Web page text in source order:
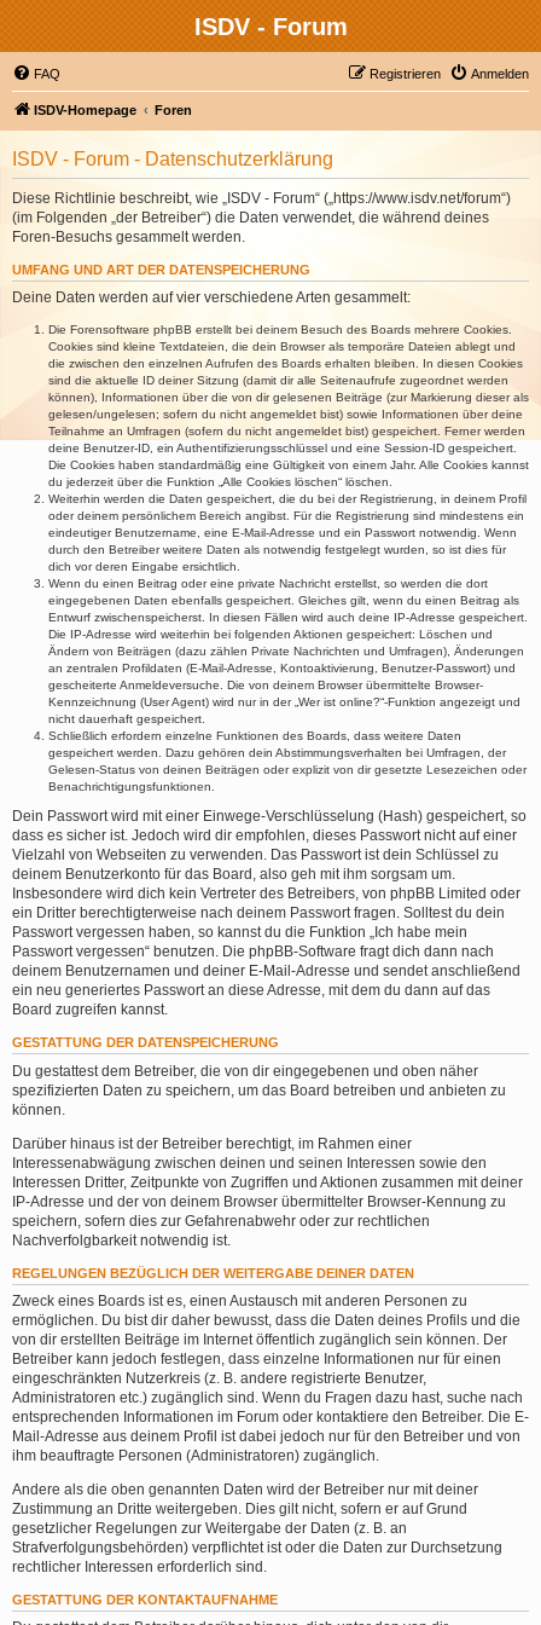
ISDV - Forum
FAQ Anmelden
Registrieren
ISDV-Homepage Foren
ISDV - Forum - Datenschutzerklärung
Diese Richtlinie beschreibt, wie „ISDV - Forum“ („https://www.isdv.net/forum“)
(im Folgenden „der Betreiber“) die Daten verwendet, die während deines
Foren-Besuchs gesammelt werden.
UMFANG UND ART DER DATENSPEICHERUNG
Deine Daten werden auf vier verschiedene Arten gesammelt:
Die Forensoftware phpBB erstellt bei deinem Besuch des Boards mehrere Cookies.
Cookies sind kleine Textdateien, die dein Browser als temporäre Dateien ablegt und
die zwischen den einzelnen Aufrufen des Boards erhalten bleiben. In diesen Cookies
sind die aktuelle ID deiner Sitzung (damit dir alle Seitenaufrufe zugeordnet werden
können), Informationen über die von dir gelesenen Beiträge (zur Markierung dieser als
gelesen/ungelesen; sofern du nicht angemeldet bist) sowie Informationen über deine
Teilnahme an Umfragen (sofern du nicht angemeldet bist) gespeichert. Ferner werden
deine Benutzer-ID, ein Authentifizierungsschlüssel und eine Session-ID gespeichert.
Die Cookies haben standardmäßig eine Gültigkeit von einem Jahr. Alle Cookies kannst
du jederzeit über die Funktion „Alle Cookies löschen“ löschen.
Weiterhin werden die Daten gespeichert, die du bei der Registrierung, in deinem Profil
oder deinem persönlichem Bereich angibst. Für die Registrierung sind mindestens ein
eindeutiger Benutzername, eine E-Mail-Adresse und ein Passwort notwendig. Wenn
durch den Betreiber weitere Daten als notwendig festgelegt wurden, so ist dies für
dich vor deren Eingabe ersichtlich.
Wenn du einen Beitrag oder eine private Nachricht erstellst, so werden die dort
eingegebenen Daten ebenfalls gespeichert. Gleiches gilt, wenn du einen Beitrag als
Entwurf zwischenspeicherst. In diesen Fällen wird auch deine IP-Adresse gespeichert.
Die IP-Adresse wird weiterhin bei folgenden Aktionen gespeichert: Löschen und
Ändern von Beiträgen (dazu zählen Private Nachrichten und Umfragen), Änderungen
an zentralen Profildaten (E-Mail-Adresse, Kontoaktivierung, Benutzer-Passwort) und
gescheiterte Anmeldeversuche. Die von deinem Browser übermittelte Browser-
Kennzeichnung (User Agent) wird nur in der „Wer ist online?“-Funktion angezeigt und
nicht dauerhaft gespeichert.
Schließlich erfordern einzelne Funktionen des Boards, dass weitere Daten
gespeichert werden. Dazu gehören dein Abstimmungsverhalten bei Umfragen, der
Gelesen-Status von deinen Beiträgen oder explizit von dir gesetzte Lesezeichen oder
Benachrichtigungsfunktionen.
Dein Passwort wird mit einer Einwege-Verschlüsselung (Hash) gespeichert, so
dass es sicher ist. Jedoch wird dir empfohlen, dieses Passwort nicht auf einer
Vielzahl von Webseiten zu verwenden. Das Passwort ist dein Schlüssel zu
deinem Benutzerkonto für das Board, also geh mit ihm sorgsam um.
Insbesondere wird dich kein Vertreter des Betreibers, von phpBB Limited oder
ein Dritter berechtigterweise nach deinem Passwort fragen. Solltest du dein
Passwort vergessen haben, so kannst du die Funktion „Ich habe mein
Passwort vergessen“ benutzen. Die phpBB-Software fragt dich dann nach
deinem Benutzernamen und deiner E-Mail-Adresse und sendet anschließend
ein neu generiertes Passwort an diese Adresse, mit dem du dann auf das
Board zugreifen kannst.
GESTATTUNG DER DATENSPEICHERUNG
Du gestattest dem Betreiber, die von dir eingegebenen und oben näher
spezifizierten Daten zu speichern, um das Board betreiben und anbieten zu
können.
Darüber hinaus ist der Betreiber berechtigt, im Rahmen einer
Interessenabwägung zwischen deinen und seinen Interessen sowie den
Interessen Dritter, Zeitpunkte von Zugriffen und Aktionen zusammen mit deiner
IP-Adresse und der von deinem Browser übermittelter Browser-Kennung zu
speichern, sofern dies zur Gefahrenabwehr oder zur rechtlichen
Nachverfolgbarkeit notwendig ist.
REGELUNGEN BEZÜGLICH DER WEITERGABE DEINER DATEN
Zweck eines Boards ist es, einen Austausch mit anderen Personen zu
ermöglichen. Du bist dir daher bewusst, dass die Daten deines Profils und die
von dir erstellten Beiträge im Internet öffentlich zugänglich sein können. Der
Betreiber kann jedoch festlegen, dass einzelne Informationen nur für einen
eingeschränkten Nutzerkreis (z. B. andere registrierte Benutzer,
Administratoren etc.) zugänglich sind. Wenn du Fragen dazu hast, suche nach
entsprechenden Informationen im Forum oder kontaktiere den Betreiber. Die E-
Mail-Adresse aus deinem Profil ist dabei jedoch nur für den Betreiber und von
ihm beauftragte Personen (Administratoren) zugänglich.
Andere als die oben genannten Daten wird der Betreiber nur mit deiner
Zustimmung an Dritte weitergeben. Dies gilt nicht, sofern er auf Grund
gesetzlicher Regelungen zur Weitergabe der Daten (z. B. an
Strafverfolgungsbehörden) verpflichtet ist oder die Daten zur Durchsetzung
rechtlicher Interessen erforderlich sind.
GESTATTUNG DER KONTAKTAUFNAHME